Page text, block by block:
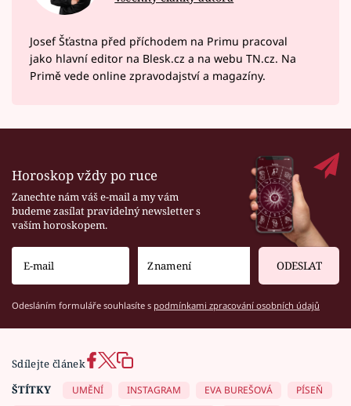
Josef Šťastna před příchodem na Primu pracoval
jako hlavní editor na Blesk.cz a na webu TN.cz. Na
Primě vede online zpravodajství a magazíny.
Horoskop vždy po ruce
Zanechte nám váš e-mail a my vám
budeme zasílat pravidelný newsletter s
vaším horoskopem.
ODESLAT
Odesláním formuláře souhlasíte s podmínkami zpracování osobních údajů
Sdílejte článek
ŠTÍTKY
UMĚNÍ INSTAGRAM EVA BUREŠOVÁ
PÍSEŇ